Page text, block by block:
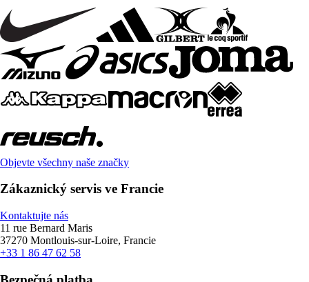
Objevte všechny naše značky
Zákaznický servis ve Francie
Kontaktujte nás
11 rue Bernard Maris
37270 Montlouis-sur-Loire, Francie
+33 1 86 47 62 58